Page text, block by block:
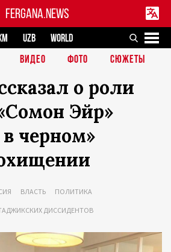
FERGANA.NEWS
UZB
WORLD
ВИДЕО ФОТО СЮЖЕТЫ
о роли
Эйр»
черном»
ВЛАСТЬ ПОЛИТИКА
ДИССИДЕНТОВ